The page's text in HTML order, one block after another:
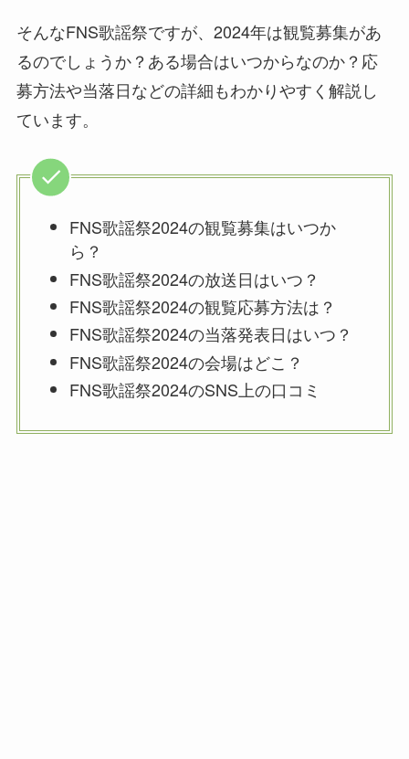
そんなFNS歌謡祭ですが、2024年は観覧募集があ
るのでしょうか？ある場合はいつからなのか？応
募方法や当落日などの詳細もわかりやすく解説し
ています。
FNS歌謡祭2024の観覧募集はいつか
ら？
FNS歌謡祭2024の放送日はいつ？
FNS歌謡祭2024の観覧応募方法は？
FNS歌謡祭2024の当落発表日はいつ？
FNS歌謡祭2024の会場はどこ？
FNS歌謡祭2024のSNS上の口コミ